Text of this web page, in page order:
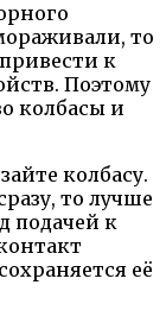
то
к
Поэтому
колбасы и
колбасу.
то лучше
подачей к
её